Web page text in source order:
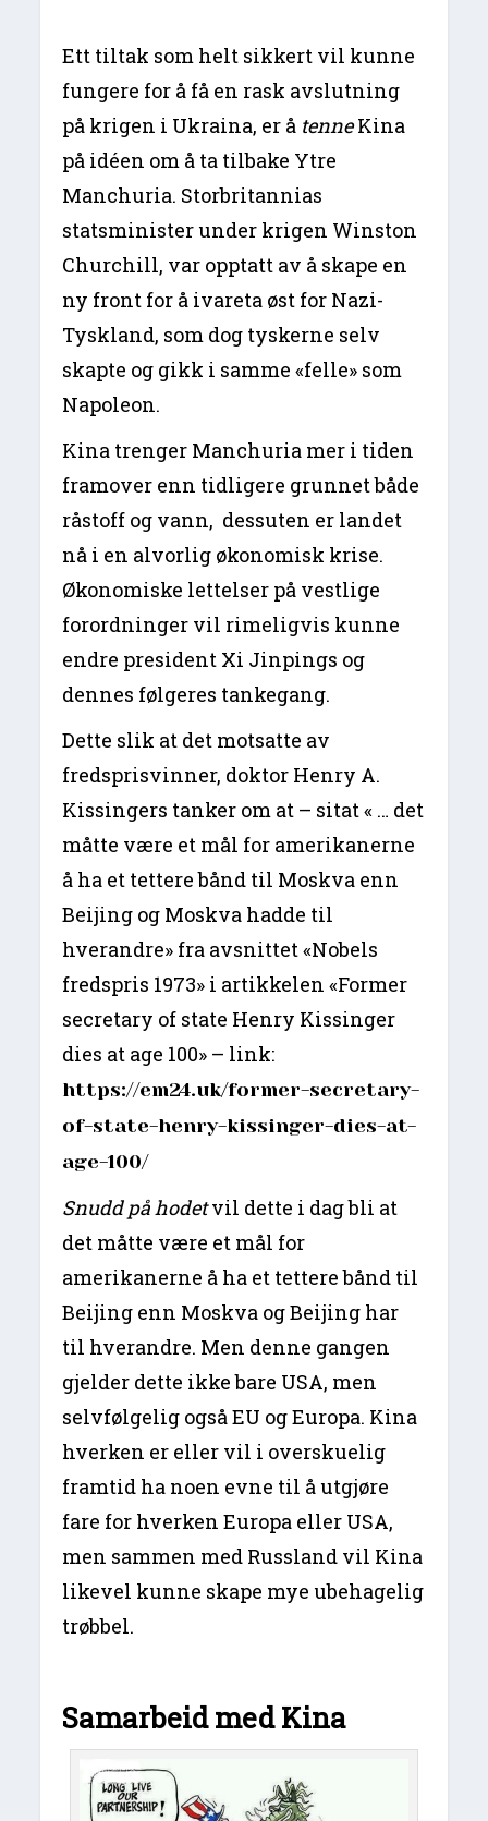
Ett tiltak som helt sikkert vil kunne
fungere for å få en rask avslutning
på krigen i Ukraina, er å tenneKina
på idéen om å ta tilbake Ytre
Manchuria. Storbritannias
statsminister under krigen Winston
Churchill, var opptatt av å skape en
ny front for å ivareta øst for Nazi-
Tyskland, som dog tyskerne selv
skapte og gikk i samme «felle» som
Napoleon.
Kina trenger Manchuria mer i tiden
framover enn tidligere grunnet både
råstoff og vann, dessuten er landet
nå i en alvorlig økonomisk krise.
Økonomiske lettelser på vestlige
forordninger vil rimeligvis kunne
endre president Xi Jinpings og
dennes følgeres tankegang.
Dette slik at det motsatte av
fredsprisvinner, doktor Henry A.
Kissingers tanker om at – sitat « … det
måtte være et mål for amerikanerne
å ha et tettere bånd til Moskva enn
Beijing og Moskva hadde til
hverandre» fra avsnittet «Nobels
fredspris 1973» i artikkelen «Former
secretary of state Henry Kissinger
dies at age 100» – link:
https://em24.uk/former-secretary-
of-state-henry-kissinger-dies-at-
age-100/
Snudd på hodetvil dette i dag bli at
det måtte være et mål for
amerikanerne å ha et tettere bånd til
Beijing enn Moskva og Beijing har
til hverandre. Men denne gangen
gjelder dette ikke bare USA, men
selvfølgelig også EU og Europa. Kina
hverken er eller vil i overskuelig
framtid ha noen evne til å utgjøre
fare for hverken Europa eller USA,
men sammen med Russland vil Kina
likevel kunne skape mye ubehagelig
trøbbel.
Samarbeid med Kina